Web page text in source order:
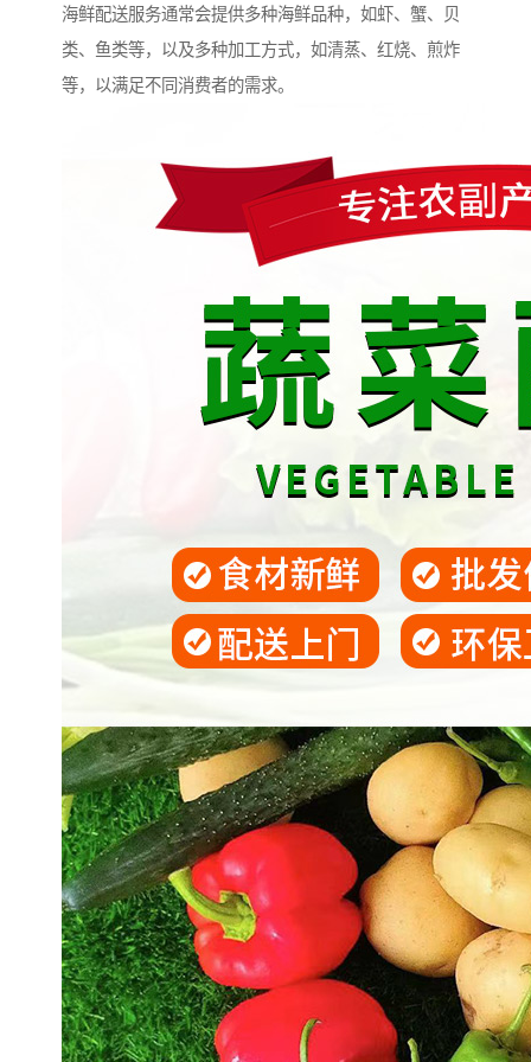
海鲜配送服务通常会提供多种海鲜品种，如虾、蟹、贝
类、鱼类等，以及多种加工方式，如清蒸、红烧、煎炸
等，以满足不同消费者的需求。